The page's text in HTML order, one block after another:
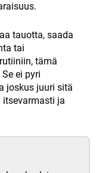
tauotta, saada
tai
tämä
ei pyri
joskus juuri sitä
ja